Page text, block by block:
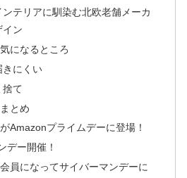
ンテリアに馴染む北欧老舗メーカ
イン
になるところ
きにくい
捨て
とめ
Amazonプライムデーに登場！
デー開催！
員になってサイバーマンデーに